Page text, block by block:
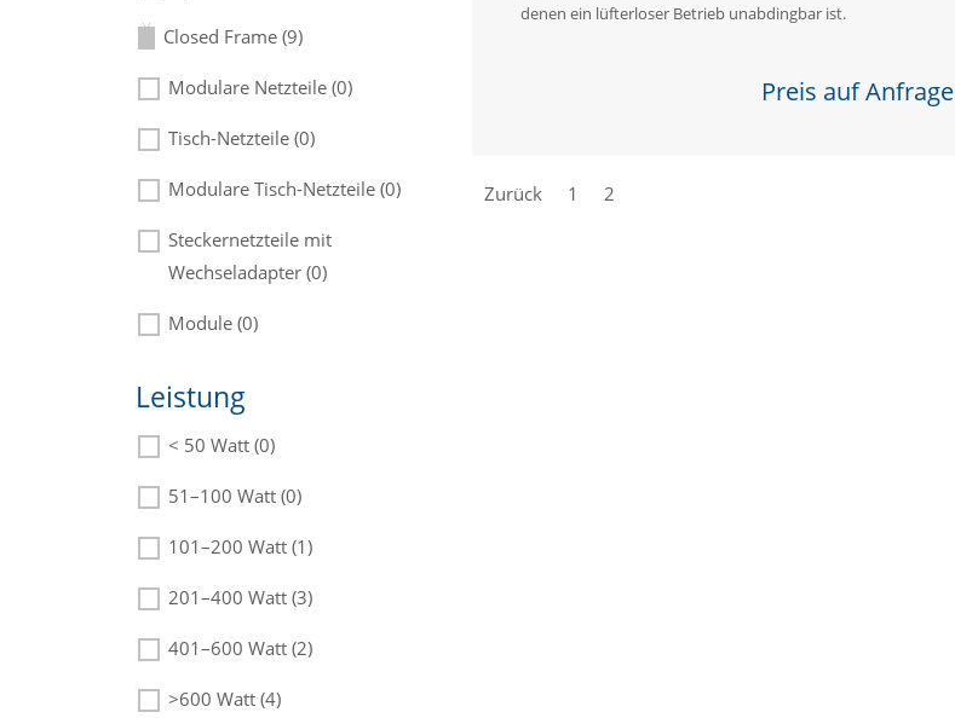
Closed Frame (9)
Modulare Netzteile (0)
Tisch-Netzteile (0)
Modulare Tisch-Netzteile (0)
Steckernetzteile mit
Wechseladapter (0)
Module (0)
Die passenden Netzteile finden Sie
in der Beschreibung.
Leistung
< 50 Watt (0)
51–100 Watt (0)
101–200 Watt (1)
201–400 Watt (3)
401–600 Watt (2)
>600 Watt (4)
denen ein lüfterloser Betrieb unabdingbar ist.
Preis auf Anfrage
Zurück 1 2